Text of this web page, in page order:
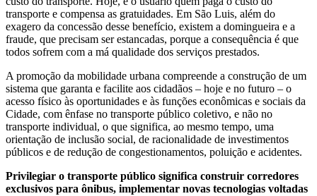
transporte e compensa as gratuidades. Em São Luis, além do
exagero da concessão desse benefício, existem a domingueira e a
fraude, que precisam ser estancadas, porque a consequência é que
todos sofrem com a má qualidade dos serviços prestados.
A promoção da mobilidade urbana compreende a construção de um
sistema que garanta e facilite aos cidadãos – hoje e no futuro – o
acesso físico às oportunidades e às funções econômicas e sociais da
Cidade, com ênfase no transporte público coletivo, e não no
transporte individual, o que significa, ao mesmo tempo, uma
orientação de inclusão social, de racionalidade de investimentos
públicos e de redução de congestionamentos, poluição e acidentes.
Privilegiar o transporte público significa construir corredores
exclusivos para ônibus, implementar novas tecnologias voltadas